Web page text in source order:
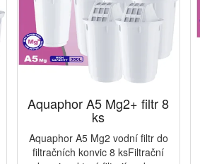
Aquaphor A5 Mg2+ filtr 8
ks
Aquaphor A5 Mg2 vodní filtr do
filtračních konvic 8 ksFiltrační